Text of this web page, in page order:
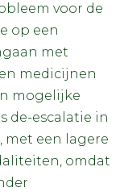
voor de
op een
met
medicijnen
mogelijke
de-escalatie in
met een lagere
omdat